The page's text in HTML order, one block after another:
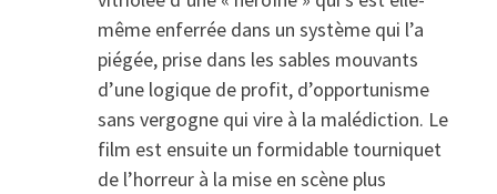
même enferrée dans un système qui l’a
piégée, prise dans les sables mouvants
d’une logique de profit, d’opportunisme
sans vergogne qui vire à la malédiction. Le
film est ensuite un formidable tourniquet
de l’horreur à la mise en scène plus